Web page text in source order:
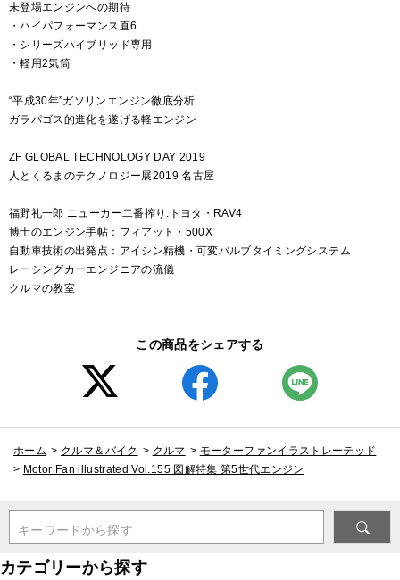
未登場エンジンへの期待
・ハイパフォーマンス直6
・シリーズハイブリッド専用
・軽用2気筒
“平成30年”ガソリンエンジン徹底分析
ガラパゴス的進化を遂げる軽エンジン
ZF GLOBAL TECHNOLOGY DAY 2019
人とくるまのテクノロジー展2019 名古屋
福野礼一郎 ニューカー二番搾り:トヨタ・RAV4
博士のエンジン手帖：フィアット・500X
自動車技術の出発点：アイシン精機・可変バルブタイミングシステム
レーシングカーエンジニアの流儀
クルマの教室
この商品をシェアする
ホーム > クルマ＆バイク > クルマ > モーターファンイラストレーテッド
> Motor Fan illustrated Vol.155 図解特集 第5世代エンジン
キーワードから探す